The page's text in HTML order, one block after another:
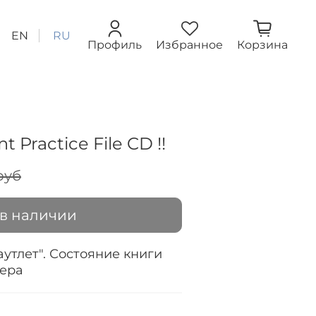
EN RU
Профиль Избранное Корзина
Practice File CD !!
наличии
Состояние книги